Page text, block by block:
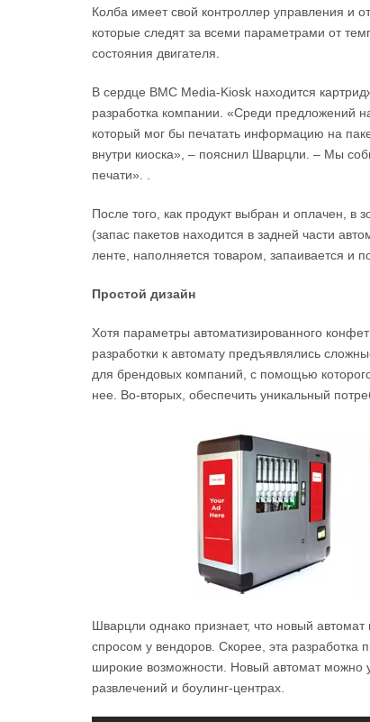
Колба имеет свой контроллер управления и
которые следят за всеми параметрами от
состояния двигателя.
В сердце BMC Media-Kiosk находится
разработка компании. «Среди предложений
который мог бы печатать информацию на
внутри киоска», – пояснил Шварцли. – Мы
печати». .
После того, как продукт выбран и оплачен, в
(запас пакетов находится в задней части
ленте, наполняется товаром, запаивается и
Простой дизайн
Хотя параметры автоматизированного
разработки к автомату предъявлялись
для брендовых компаний, с помощью
нее. Во-вторых, обеспечить уникальный
Шварцли однако признает, что новый
спросом у вендоров. Скорее, эта
широкие возможности. Новый автомат можно
развлечений и боулинг-центрах.